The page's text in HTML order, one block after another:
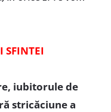
SFINTEI
iubitorule de
stricăciune a